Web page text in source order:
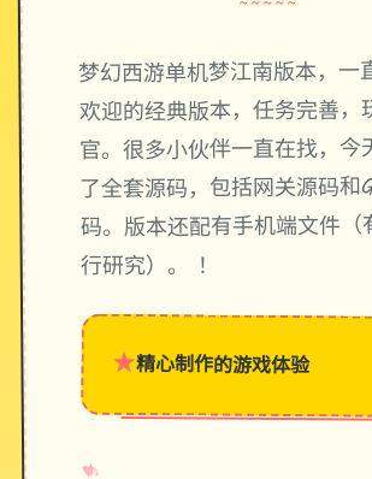
梦幻西游单机梦江南版本，一
欢迎的经典版本，任务完善，
官。很多小伙伴一直在找，今
了全套源码，包括网关源码和
码。版本还配有手机端文件（
行研究）。 ！
★精心制作的游戏体验